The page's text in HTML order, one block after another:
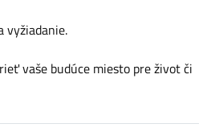
vyžiadanie.
vaše budúce miesto pre život či